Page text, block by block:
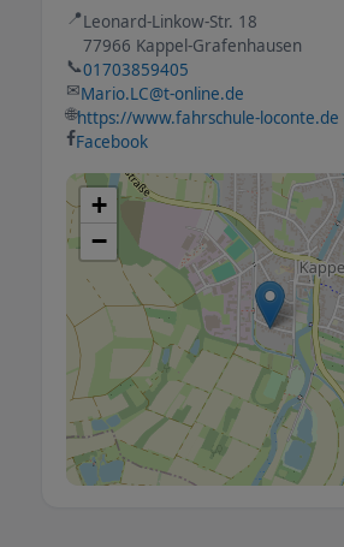
📍Leonard-Linkow-Str. 18
77966 Kappel-Grafenhausen
📞01703859405
✉Mario.LC@t-online.de
🌐https://www.fahrschule-loconte.de
Facebook
+
−